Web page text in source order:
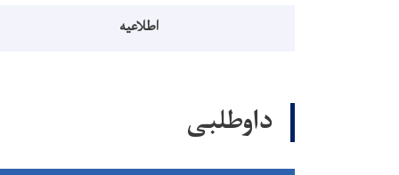
اطلاعیه
داوطلبی